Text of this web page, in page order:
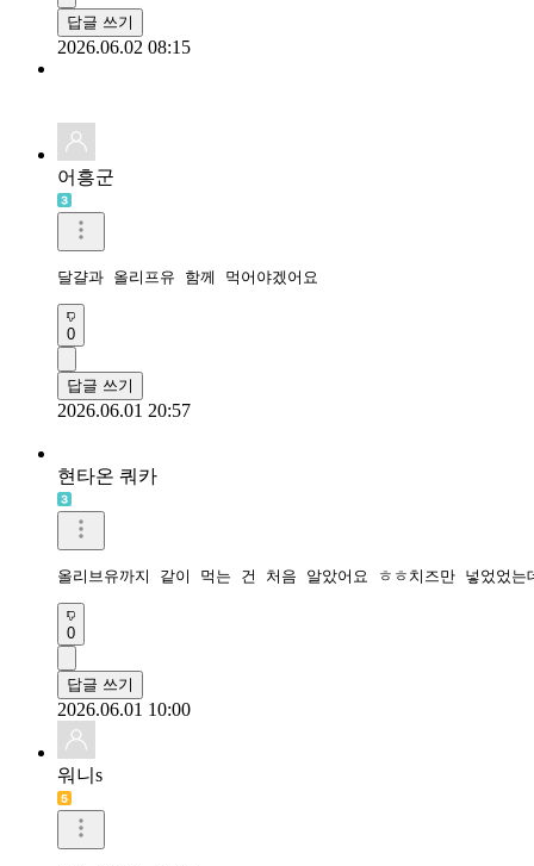
0
2026.06.05 22:58
더달달
달걀과 올리브유의 조합이군요
그러네요. 은근 포만감이 많이 들 것 같아요
0
어흥군
달걀과 올리프유 함께 먹어야겠어요
0
답글 쓰기
2026.06.01 20:57